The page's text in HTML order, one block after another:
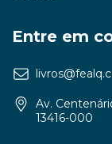
Entre em
Av.
13416-000